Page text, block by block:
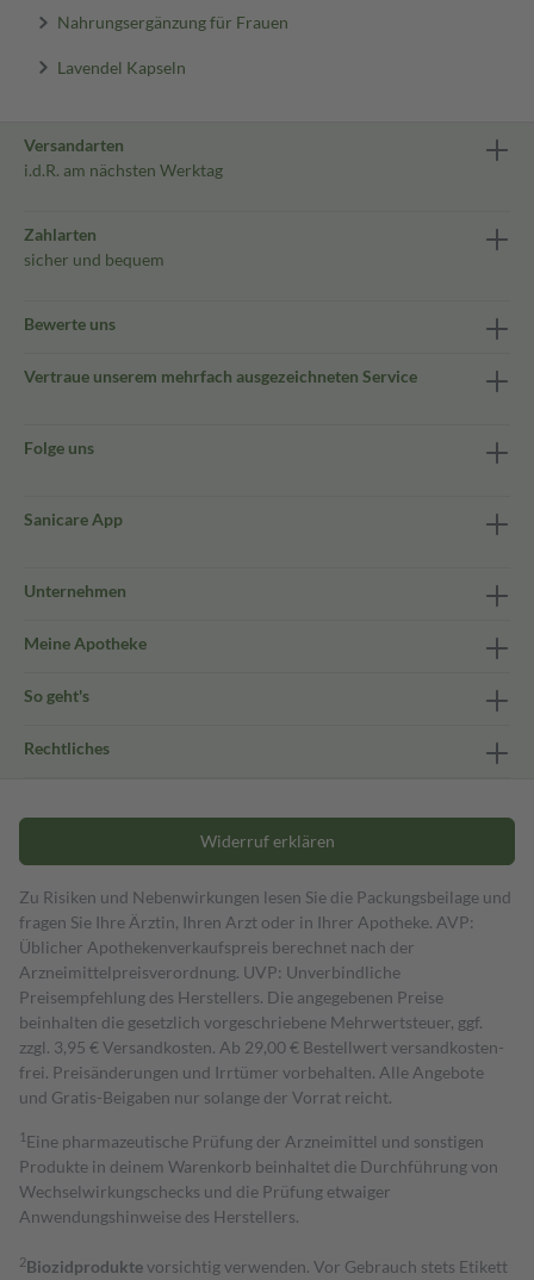
Nahrungsergänzung für Frauen
Lavendel Kapseln
Versandarten
i.d.R. am nächsten Werktag
Zahlarten
sicher und bequem
Bewerte uns
Vertraue unserem mehrfach ausgezeichneten Service
Folge uns
Sanicare App
Unternehmen
Meine Apotheke
So geht's
Rechtliches
Widerruf erklären
Zu Risiken und Nebenwirkungen lesen Sie die Packungsbeilage und
fragen Sie Ihre Ärztin, Ihren Arzt oder in Ihrer Apotheke. AVP:
Üblicher Apothekenverkaufspreis berechnet nach der
Arzneimittelpreisverordnung. UVP: Unverbindliche
Preisempfehlung des Herstellers. Die angegebenen Preise
beinhalten die gesetzlich vorgeschriebene Mehrwertsteuer, ggf.
zzgl. 3,95 € Versandkosten. Ab 29,00 € Bestell­wert versand­kosten­
frei. Preisänderungen und Irrtümer vorbehalten. Alle Angebote
und Gratis-Beigaben nur solange der Vorrat reicht.
1 Eine pharmazeutische Prüfung der Arzneimittel und sonstigen
Produkte in deinem Warenkorb beinhaltet die Durchführung von
Wechselwirkungschecks und die Prüfung etwaiger
Anwendungshinweise des Herstellers.
2Biozidproduktevorsichtig verwenden. Vor Gebrauch stets Etikett